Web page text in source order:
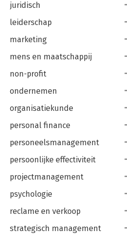
juridisch
leiderschap
marketing
mens en maatschappij
non-profit
ondernemen
organisatiekunde
personal finance
personeelsmanagement
persoonlijke effectiviteit
projectmanagement
psychologie
reclame en verkoop
strategisch management